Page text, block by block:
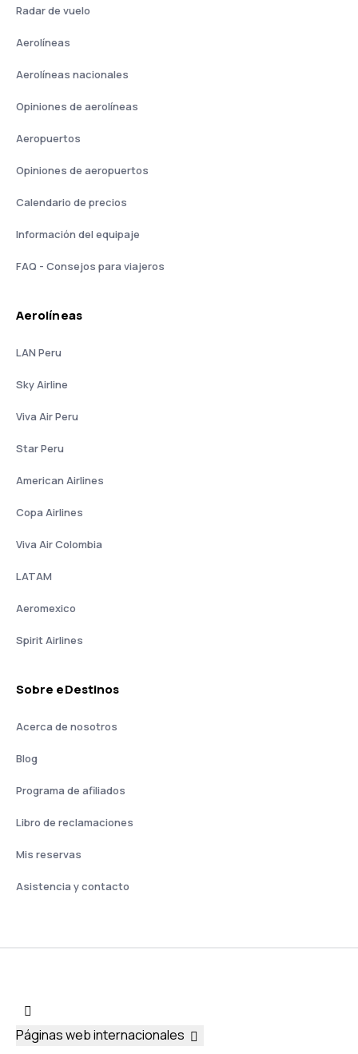
Radar de vuelo
Aerolíneas
Aerolíneas nacionales
Opiniones de aerolíneas
Aeropuertos
Opiniones de aeropuertos
Calendario de precios
Información del equipaje
FAQ - Consejos para viajeros
Aerolíneas
LAN Peru
Sky Airline
Viva Air Peru
Star Peru
American Airlines
Copa Airlines
Viva Air Colombia
LATAM
Aeromexico
Spirit Airlines
Sobre eDestinos
Acerca de nosotros
Blog
Programa de afiliados
Libro de reclamaciones
Mis reservas
Asistencia y contacto
Páginas web internacionales